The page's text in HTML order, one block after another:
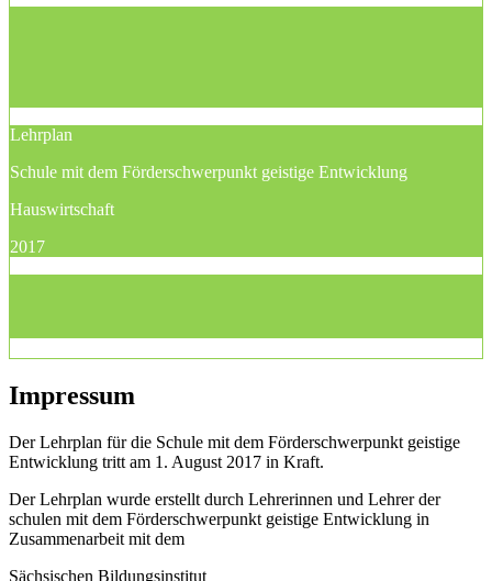
Lehrplan
Schule mit dem Förderschwerpunkt geistige Entwicklung
Hauswirtschaft
2017
Impressum
Der Lehrplan für die Schule mit dem Förderschwerpunkt geistige
Entwicklung tritt am 1. August 2017 in Kraft.
Der Lehrplan wurde erstellt durch Lehrerinnen und Lehrer der
schulen mit dem Förderschwerpunkt geistige Entwicklung in
Zusammenarbeit mit dem
Sächsischen Bildungsinstitut